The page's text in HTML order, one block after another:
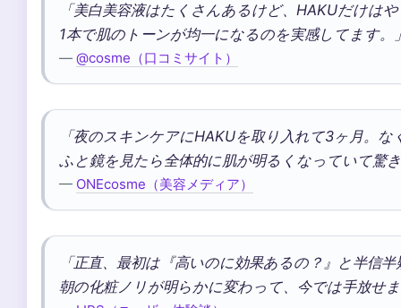
「美白美容液はたくさんあるけど、HAKUだけは
1本で肌のトーンが均一になるのを実感してます。
— @cosme（口コミサイト）
「夜のスキンケアにHAKUを取り入れて3ヶ月。
ふと鏡を見たら全体的に肌が明るくなっていて驚
— ONEcosme（美容メディア）
「正直、最初は『高いのに効果あるの？』と半信
朝の化粧ノリが明らかに変わって、今では手放せ